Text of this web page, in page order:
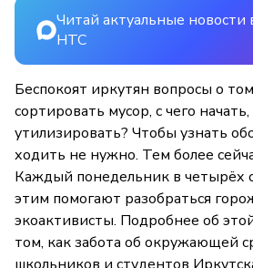
Читай актуальные новости
НТС
Беспокоят иркутян вопросы о
сортировать мусор, с чего
утилизировать? Чтобы узнать
ходить не нужно. Тем более
Каждый понедельник в четырёх
этим помогают разобраться
экоактивисты. Подробнее об
том, как забота об окружающей